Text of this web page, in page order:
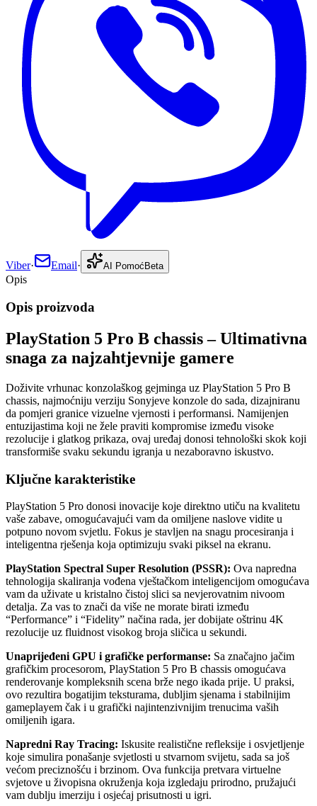
Viber· Email· AI Pomoć Beta
Opis
Opis proizvoda
PlayStation 5 Pro B chassis – Ultimativna
snaga za najzahtjevnije gamere
Doživite vrhunac konzolaškog gejminga uz PlayStation 5 Pro B
chassis, najmoćniju verziju Sonyjeve konzole do sada, dizajniranu
da pomjeri granice vizuelne vjernosti i performansi. Namijenjen
entuzijastima koji ne žele praviti kompromise između visoke
rezolucije i glatkog prikaza, ovaj uređaj donosi tehnološki skok koji
transformiše svaku sekundu igranja u nezaboravno iskustvo.
Ključne karakteristike
PlayStation 5 Pro donosi inovacije koje direktno utiču na kvalitetu
vaše zabave, omogućavajući vam da omiljene naslove vidite u
potpuno novom svjetlu. Fokus je stavljen na snagu procesiranja i
inteligentna rješenja koja optimizuju svaki piksel na ekranu.
PlayStation Spectral Super Resolution (PSSR): Ova napredna
tehnologija skaliranja vođena vještačkom inteligencijom omogućava
vam da uživate u kristalno čistoj slici sa nevjerovatnim nivoom
detalja. Za vas to znači da više ne morate birati između
“Performance” i “Fidelity” načina rada, jer dobijate oštrinu 4K
rezolucije uz fluidnost visokog broja sličica u sekundi.
Unaprijeđeni GPU i grafičke performanse: Sa značajno jačim
grafičkim procesorom, PlayStation 5 Pro B chassis omogućava
renderovanje kompleksnih scena brže nego ikada prije. U praksi,
ovo rezultira bogatijim teksturama, dubljim sjenama i stabilnijim
gameplayem čak i u grafički najintenzivnijim trenucima vaših
omiljenih igara.
Napredni Ray Tracing: Iskusite realistične refleksije i osvjetljenje
koje simulira ponašanje svjetlosti u stvarnom svijetu, sada sa još
većom preciznošću i brzinom. Ova funkcija pretvara virtuelne
svjetove u živopisna okruženja koja izgledaju prirodno, pružajući
vam dublju imerziju i osjećaj prisutnosti u igri.